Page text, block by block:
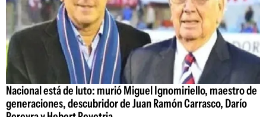
Nacional está de luto: murió Miguel Ignomiriello, maestro de
generaciones, descubridor de Juan Ramón Carrasco, Darío